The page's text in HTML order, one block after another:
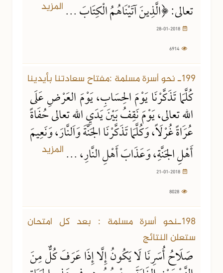
تعالى: ﴿الَّذِينَ آتَيْنَاهُمُ الْكِتَابَ ... المزيد
199ـ نحو أسرة مسلمة :مفتاح سعادتنا بأيدينا
كُلَّمَا تَذَكَّرْنَا يَوْمَ الحِسَابِ، يَوْمَ العَرْضِ عَلَى
اللهِ تعالى، يَوْمَ نَقِفُ بَيْنَ يَدَيِ اللهِ تعالى حُفَاةً
عُرَاةً غُرْلَاً، وَكُلَّمَا تَذَكَّرْنَا الجَنَّةَ وَالنَّارَ، وَنَعِيمَ
أَهْلِ الجَنَّةِ، وَعَذَابَ أَهْلِ النَّارِ، ... المزيد
198ـنحو أسرة مسلمة : بعد كل امتحان
ستعلن النتائج
صَلَاحُ أُسَرِنَا لَا يَكُونُ إِلَّا إِذَا عَرَفَ كُلٌّ مِنَ